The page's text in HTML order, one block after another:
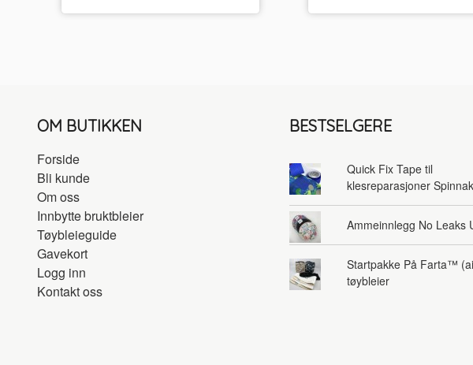
OM BUTIKKEN
Forside
Bli kunde
Om oss
Innbytte bruktbleier
Tøybleieguide
Gavekort
Logg inn
Kontakt oss
BESTSELGERE
Quick Fix Tape til
klesreparasjoner
Ammeinnlegg No Leaks
Startpakke På Farta™
tøybleier